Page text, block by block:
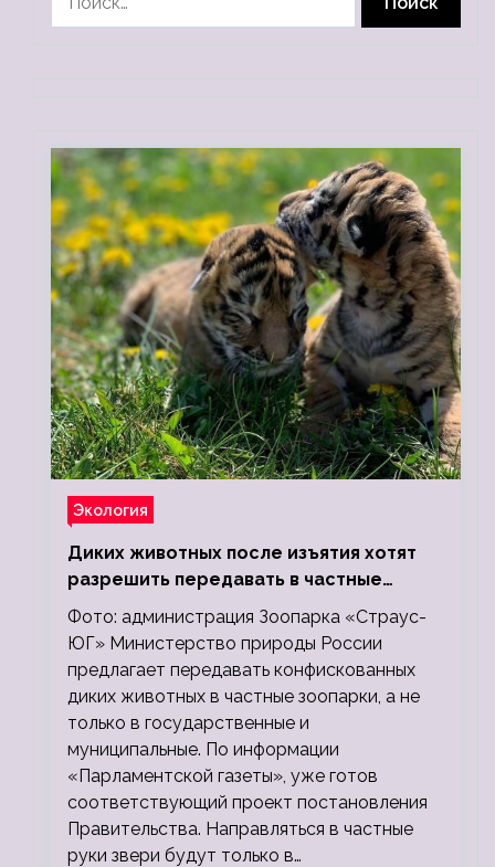
Экология
Диких животных после изъятия хотят
разрешить передавать в частные
зоопарки
Фото: администрация Зоопарка «Страус-
ЮГ» Министерство природы России
предлагает передавать конфискованных
диких животных в частные зоопарки, а не
только в государственные и
муниципальные. По информации
«Парламентской газеты», уже готов
соответствующий проект постановления
Правительства. Направляться в частные
руки звери будут только в…